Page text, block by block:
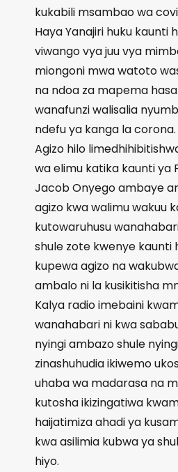
kukabili msambao wa
Haya Yanajiri huku kaunti
viwango vya juu vya
miongoni mwa watoto
na ndoa za mapema
wanafunzi walisalia
ndefu ya kanga la corona.
Agizo hilo
wa elimu katika kaunti ya
Jacob Onyego ambaye
agizo kwa walimu wakuu
kutowaruhusu
shule zote kwenye kaunti
kupewa agizo na
ambalo ni la kusikitisha
Kalya radio imebaini
wanahabari ni kwa
nyingi ambazo shule
zinashuhudia ikiwemo
uhaba wa madarasa na
kutosha ikizingatiwa
haijatimiza ahadi ya
kwa asilimia kubwa ya
hiyo.